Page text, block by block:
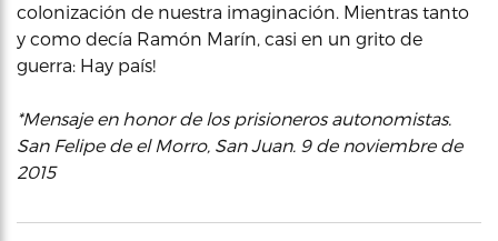
colonización de nuestra imaginación. Mientras tanto
y como decía Ramón Marín, casi en un grito de
guerra: Hay país!
*Mensaje en honor de los prisioneros autonomistas.
San Felipe de el Morro, San Juan. 9 de noviembre de
2015